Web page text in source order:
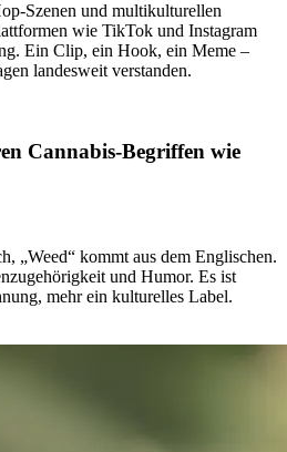
Szenen und multikulturellen
wie TikTok und Instagram
Ein Clip, ein Hook, ein Meme –
landesweit verstanden.
Cannabis-Begriffen wie
„Weed“ kommt aus dem Englischen.
und Humor. Es ist
mehr ein kulturelles Label.